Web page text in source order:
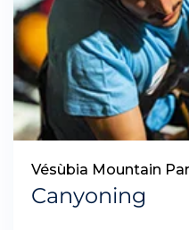
Vésùbia Mountain
Canyoning